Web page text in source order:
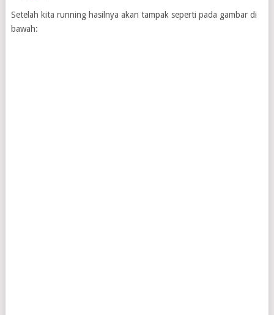
Setelah kita running hasilnya akan tampak seperti pada gambar di
bawah: